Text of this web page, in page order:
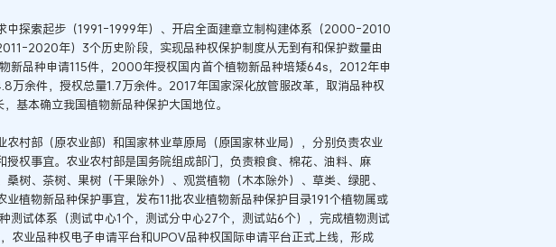
中探索起步（1991-1999年）、开启全面建章立制构建体系（2000-2010
2020年）3个历史阶段，实现品种权保护制度从无到有和保护数量由
新品种申请115件，2000年授权国内首个植物新品种培矮64s，2012年申
万余件，授权总量1.7万余件。2017年国家深化放管服改革，取消品种权
基本确立我国植物新品种保护大国地位。
农村部（原农业部）和国家林业草原局（原国家林业局），分别负责农业
权事宜。农业农村部是国务院组成部门，负责粮食、棉花、油料、麻
树、茶树、果树（干果除外）、观赏植物（木本除外）、草类、绿肥、
植物新品种保护事宜，发布11批农业植物新品种保护目录191个植物属或
测试体系（测试中心1个，测试分中心27个，测试站6个），完成植物测试
农业品种权电子申请平台和UPOV品种权国际申请平台正式上线，形成